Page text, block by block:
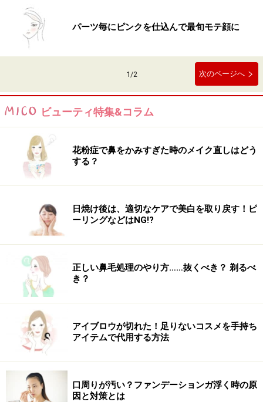
パーツ毎にピンクを仕込んで最旬モテ顔に
1/2 次のページへ
ビューティ特集&コラム
花粉症で鼻をかみすぎた時のメイク直しはどう
する？
日焼け後は、適切なケアで美白を取り戻す！ピ
ーリングなどはNG!?
正しい鼻毛処理のやり方……抜くべき？ 剃るべ
き？
アイブロウが切れた！足りないコスメを手持ち
アイテムで代用する方法
口周りが汚い？ファンデーションガ浮く時の原
因と対策とは